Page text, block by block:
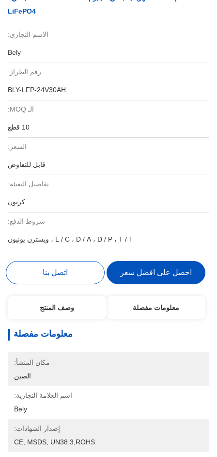
LiFePO4
الاسم التجاري:
Bely
رقم الطراز:
BLY-LFP-24V30AH
الـ MOQ:
10 قطع
السعر:
قابل للتفاوض
تفاصيل التعبئة:
كرتون
شروط الدفع:
L / C ، D / A ، D / P ، T / T ، ويسترن يونيون
احصل على افضل سعر اتصل بنا
معلومات مفصلة وصف المنتج
معلومات مفصلة
مكان المنشأ:
الصين
اسم العلامة التجارية:
Bely
إصدار الشهادات:
CE, MSDS, UN38.3,ROHS